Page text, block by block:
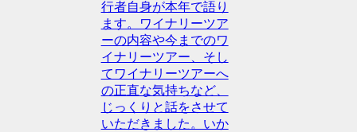
行者自身が本年で語り
ます。ワイナリーツア
ーの内容や今までのワ
イナリーツアー、そし
てワイナリーツアーへ
の正直な気持ちなど、
じっくりと話をさせて
いただきました。いか